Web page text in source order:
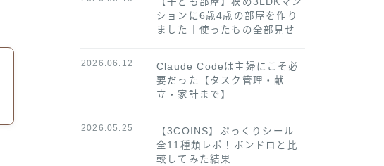
ションに6歳4歳の部屋を作り
ました｜使ったもの全部見せ
Claude Codeは主婦にこそ必
要だった【タスク管理・献
立・家計まで】
2026.06.12
【3COINS】ぷっくりシール
全11種類レポ！ボンドロと比
較してみた結果
2026.05.25